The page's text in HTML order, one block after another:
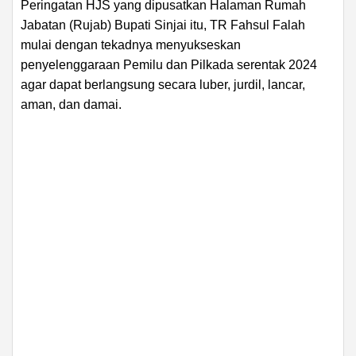
Peringatan HJS yang dipusatkan Halaman Rumah
Jabatan (Rujab) Bupati Sinjai itu, TR Fahsul Falah
mulai dengan tekadnya menyukseskan
penyelenggaraan Pemilu dan Pilkada serentak 2024
agar dapat berlangsung secara luber, jurdil, lancar,
aman, dan damai.